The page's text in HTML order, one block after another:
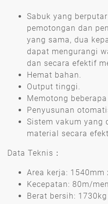
Sabuk yang
pemotongan dan
yang sama, dua
dapat mengurangi
dan secara efektif
Hemat bahan.
Output tinggi.
Memotong
Penyusunan
Sistem vakum yang
material secara
Data Teknis：
Area kerja:
Kecepatan: 80m/
Berat bersih: 1730kg